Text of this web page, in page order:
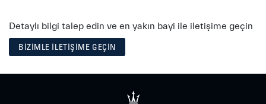
Detaylı bilgi talep edin ve en yakın bayi ile iletişime geçin
BİZİMLE İLETİŞİME GEÇİN